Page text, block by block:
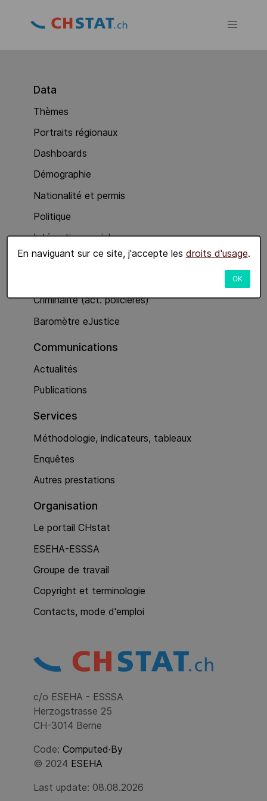
En naviguant sur ce site, j'accepte les droits d'usage.
OK
Data
Thèmes
Portraits régionaux
Dashboards
Démographie
Nationalité et permis
Politique
Intégration sociale
Economie
Criminalité (act. policières)
Baromètre eJustice
Communications
Actualités
Publications
Services
Méthodologie, indicateurs, tableaux
Enquêtes
Autres prestations
Organisation
Le portail CHstat
ESEHA-ESSSA
Groupe de travail
Copyright et terminologie
Contacts, mode d'emploi
c/o ESEHA - ESSSA
Herzogstrasse 25
CH-3014 Berne
Code: Computed·By
© 2024 ESEHA
Last update: 08.08.2026